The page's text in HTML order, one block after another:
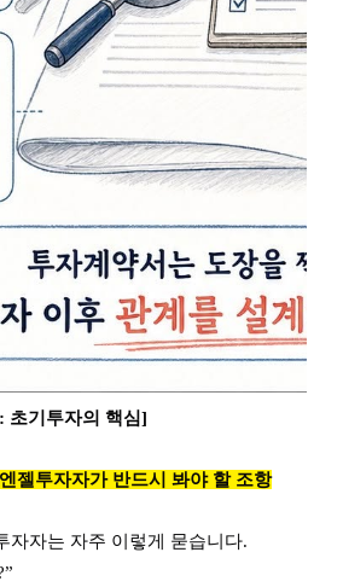
초기투자의 핵심]
젤투자자가 반드시 봐야 할 조항
자자는 자주 이렇게 묻습니다.